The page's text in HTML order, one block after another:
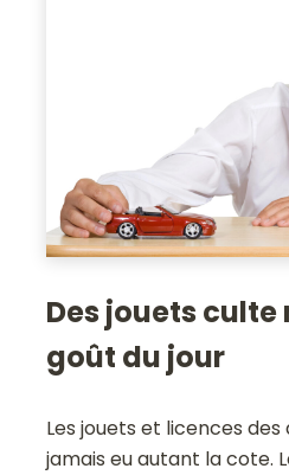
Des jouets culte
goût du jour
Les jouets et licences
jamais eu autant la cote.